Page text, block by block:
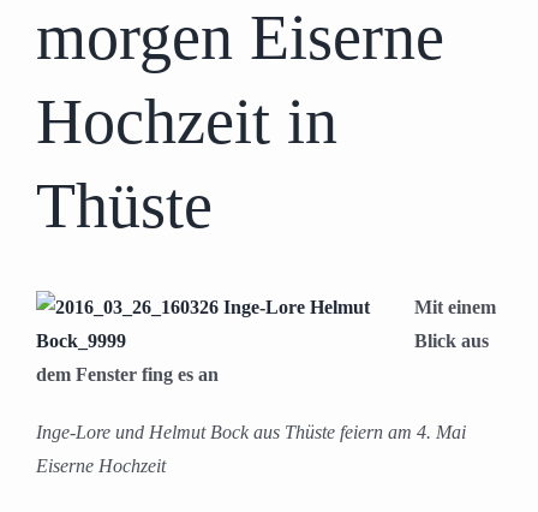
morgen Eiserne
Hochzeit in
Thüste
Mit einem
Blick aus
dem Fenster fing es an
Inge-Lore und Helmut Bock aus Thüste feiern am 4. Mai
Eiserne Hochzeit